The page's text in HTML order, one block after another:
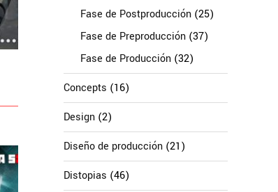
Fase de Postproducción (25)
Fase de Preproducción (37)
Fase de Producción (32)
Concepts (16)
Design (2)
Diseño de producción (21)
Distopias (46)